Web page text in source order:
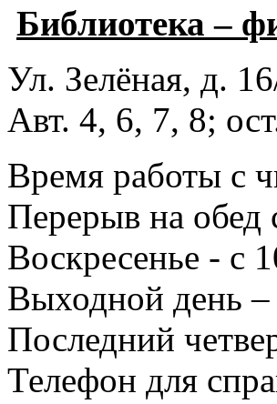
Библиотека –
Ул. Зелёная, д.
Авт. 4, 6, 7, 8;
Время работы с
Перерыв на обед
Воскресенье - с
Выходной день –
Последний
Телефон для